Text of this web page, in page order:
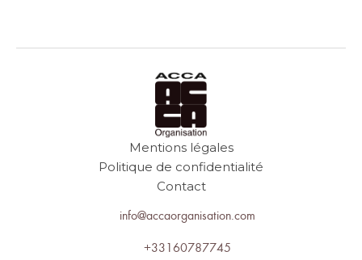
Mentions légales
Politique de confidentialité
Contact
info@accaorganisation.com
+33160787745